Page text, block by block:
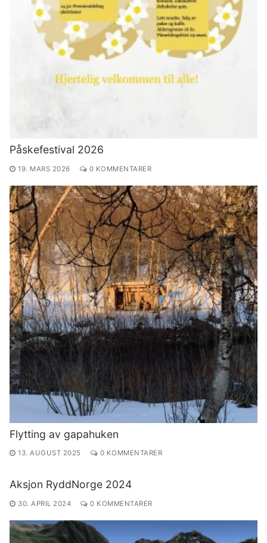
Påskefestival 2026
19. MARS 2026 0 KOMMENTARER
Flytting av gapahuken
13. AUGUST 2025 0 KOMMENTARER
Aksjon RyddNorge 2024
30. APRIL 2024 0 KOMMENTARER